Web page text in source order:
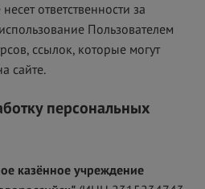
ответственности за
Пользователем
ссылок, которые могут
сайте.
персональных
казённое учреждение